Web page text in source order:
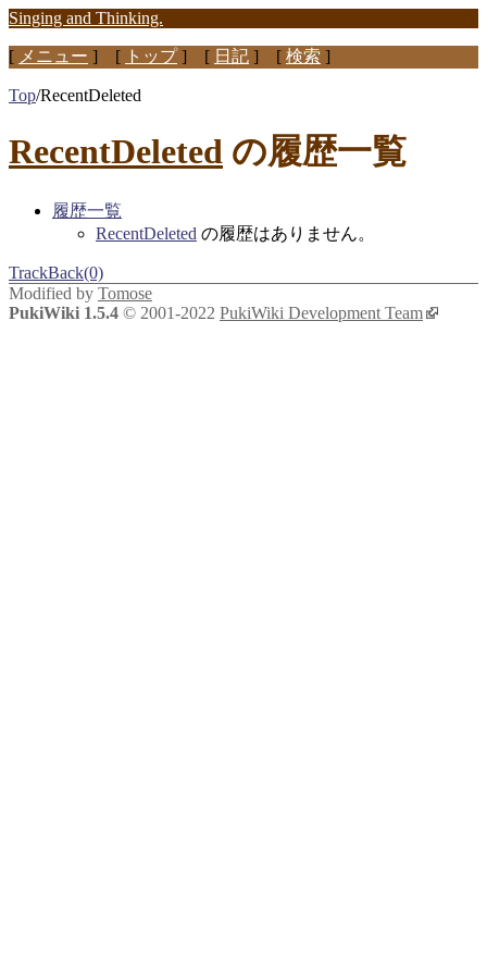
Singing and Thinking.
[ メニュー ] [ トップ] [ 日記 ] [ 検索 ]
Top/RecentDeleted
RecentDeleted の履歴一覧
履歴一覧
RecentDeleted の履歴はありません。
TrackBack(0)
Modified by Tomose
PukiWiki 1.5.4 © 2001-2022 PukiWiki Development Team